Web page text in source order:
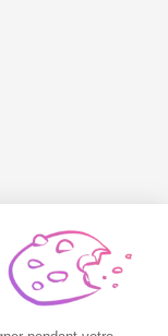
von 9 bis 18 Uhr